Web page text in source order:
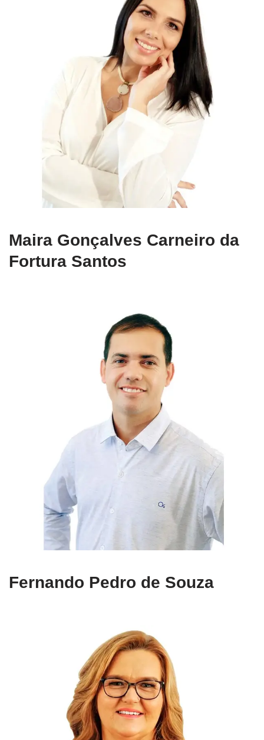
Maira Gonçalves Carneiro da
Fortura Santos
Fernando Pedro de Souza